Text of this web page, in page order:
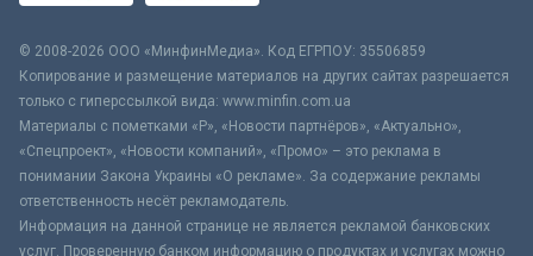
© 2008-2026 ООО «МинфинМедиа». Код ЕГРПОУ: 35506859
Копирование и размещение материалов на других сайтах разрешается
только с гиперссылкой вида: www.minfin.com.ua
Материалы с пометками «Р», «Новости партнёров», «Актуально»,
«Спецпроект», «Новости компаний», «Промо» – это реклама в
понимании Закона Украины «О рекламе». За содержание рекламы
ответственность несёт рекламодатель.
Информация на данной странице не является рекламой банковских
услуг. Проверенную банком информацию о продуктах и услугах можно